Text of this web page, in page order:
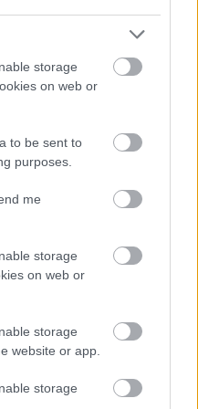
storage
on web or
to be sent to
purposes.
me
storage
on web or
storage
website or app.
storage